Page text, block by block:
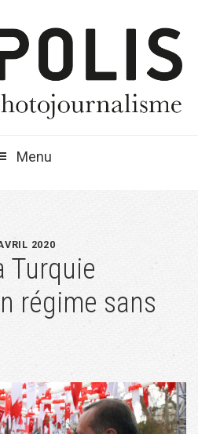
Menu
2020
Turquie
régime sans